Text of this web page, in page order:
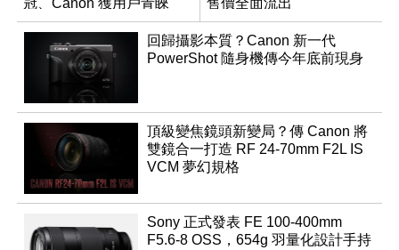
冠、Canon 獲用戶青睞
售價全面流出
回歸攝影本質？Canon 新一代
PowerShot 隨身機傳今年底前現身
頂級變焦鏡頭新變局？傳 Canon 將
雙鏡合一打造 RF 24-70mm F2L IS
VCM 夢幻規格
Sony 正式發表 FE 100-400mm
F5.6-8 OSS，654g 羽量化設計手持